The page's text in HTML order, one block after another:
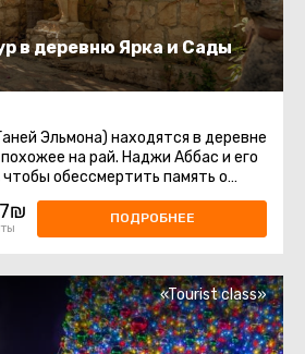
в деревню Ярка и Сады
Эльмона) находятся в деревне
на рай. Наджи Аббас и его
обессмертить память о
ПОДРОБНЕЕ
«Tourist class»